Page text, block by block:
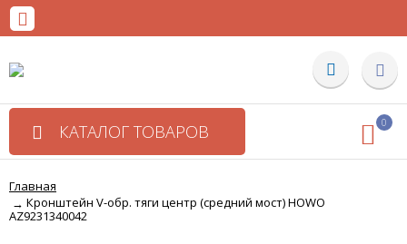
КАТАЛОГ ТОВАРОВ 0
Главная
→ Кронштейн V-обр. тяги центр (средний мост) HOWO
AZ9231340042